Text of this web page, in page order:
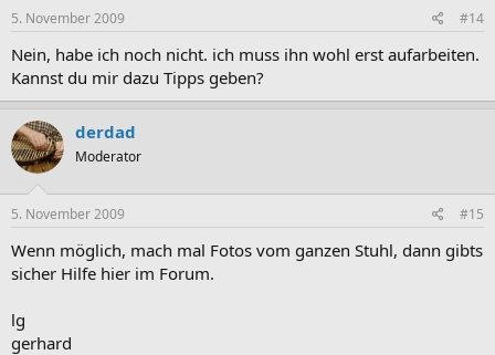
5. November 2009 #14
Nein, habe ich noch nicht. ich muss ihn wohl erst aufarbeiten.
Kannst du mir dazu Tipps geben?
derdad
Moderator
5. November 2009 #15
Wenn möglich, mach mal Fotos vom ganzen Stuhl, dann gibts
sicher Hilfe hier im Forum.
lg
gerhard